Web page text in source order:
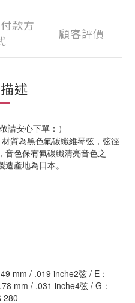
款方
顧客評價
述
請安心下單：）
質為黑色氟碳纖維琴弦，弦徑
音色保有氟碳纖清亮音色之
產地為日本。
mm / .019 inche2弦 / E：
mm / .031 inche4弦 / G：
280